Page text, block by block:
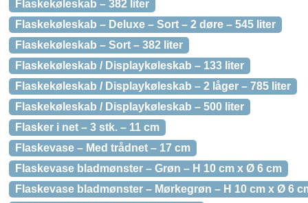
Flaskekøleskab – 382 liter
Flaskekøleskab – Deluxe – Sort – 2 døre – 545 liter
Flaskekøleskab – Sort – 382 liter
Flaskekøleskab / Displaykøleskab – 133 liter
Flaskekøleskab / Displaykøleskab – 2 låger – 785 liter
Flaskekøleskab / Displaykøleskab – 500 liter
Flasker i net – 3 stk. – 11 cm
Flaskevase – Med trådnet – 17 cm
Flaskevase bladmønster – Grøn – H 10 cm x Ø 6 cm
Flaskevase bladmønster – Mørkegrøn – H 10 cm x Ø 6